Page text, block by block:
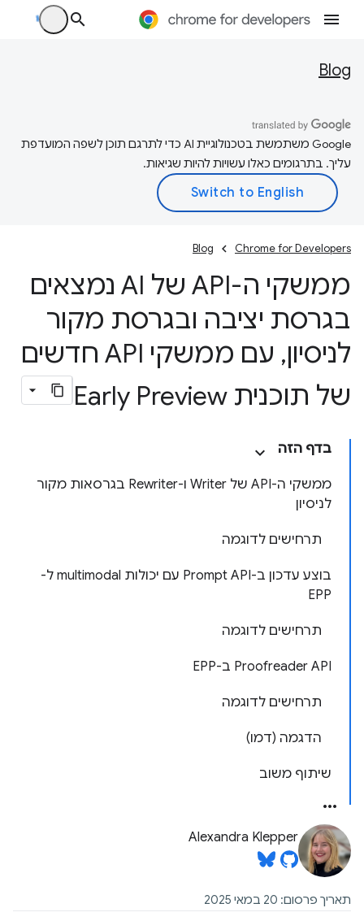
Blog
‫Google משתמשת בטכנולוגיית AI כדי לתרגם תוכן לשפה המועדפת
עליך. בתרגומים כאלו עשויות להיות שגיאות.
Chrome for Developers
Blog
ממשקי ה-API של AI נמצאים
בגרסת יציבה ובגרסת מקור
לניסיון,
עם ממשקי API חדשים
של תוכנית Early Preview
בדף הזה
ממשקי ה-API של Writer ו-Rewriter בגרסאות מקור
לניסיון
תרחישים לדוגמה
בוצע עדכון ב-Prompt API עם יכולות multimodal ל-
EPP
תרחישים לדוגמה
Proofreader API ב-EPP
תרחישים לדוגמה
הדגמה (דמו)
שיתוף משוב
Alexandra Klepper
תאריך פרסום: 20 במאי 2025